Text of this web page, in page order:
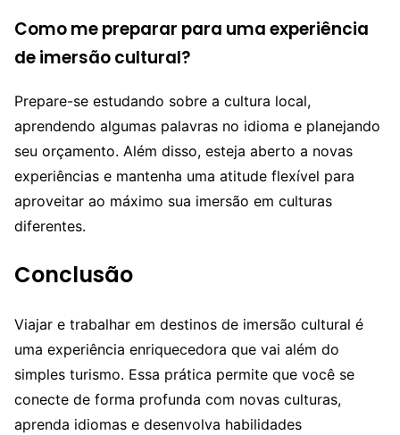
Como me preparar para uma experiência
de imersão cultural?
Prepare-se estudando sobre a cultura local,
aprendendo algumas palavras no idioma e planejando
seu orçamento. Além disso, esteja aberto a novas
experiências e mantenha uma atitude flexível para
aproveitar ao máximo sua imersão em culturas
diferentes.
Conclusão
Viajar e trabalhar em destinos de imersão cultural é
uma experiência enriquecedora que vai além do
simples turismo. Essa prática permite que você se
conecte de forma profunda com novas culturas,
aprenda idiomas e desenvolva habilidades